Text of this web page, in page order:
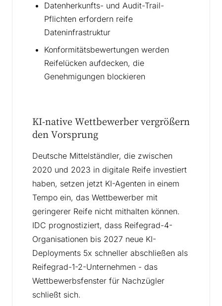
Datenherkunfts- und Audit-Trail-
Pflichten erfordern reife
Dateninfrastruktur
Konformitätsbewertungen werden
Reifelücken aufdecken, die
Genehmigungen blockieren
KI-native Wettbewerber vergrößern
den Vorsprung
Deutsche Mittelständler, die zwischen
2020 und 2023 in digitale Reife investiert
haben, setzen jetzt KI-Agenten in einem
Tempo ein, das Wettbewerber mit
geringerer Reife nicht mithalten können.
IDC prognostiziert, dass Reifegrad-4-
Organisationen bis 2027 neue KI-
Deployments 5x schneller abschließen als
Reifegrad-1-2-Unternehmen - das
Wettbewerbsfenster für Nachzügler
schließt sich.